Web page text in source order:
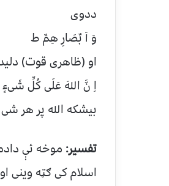
ددوی
وَ اَ بٌصَارِ هِمٌ ط
او (ظاهری قوت)
اِ نَّ اللهَ عَلَی کُلِّ شَیءٍ قَدِ
بیشکه الله پر هر
تفسیر: موخه ئې
اسلام کی ګټه وینی